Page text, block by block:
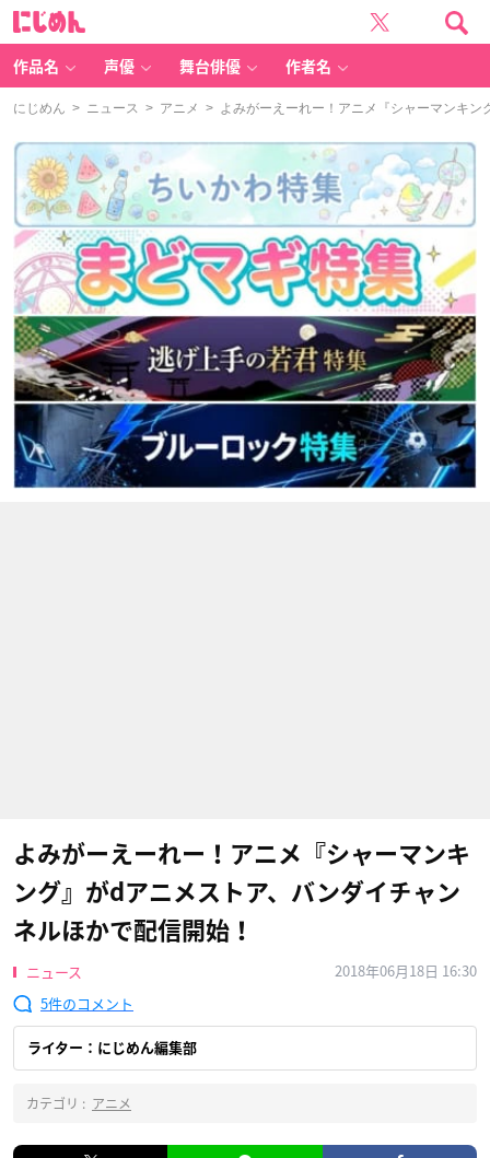
作品名 声優 舞台俳優 作者名
にじめん > ニュース > アニメ > よみがーえーれー！アニメ『シャーマンキン
よみがーえーれー！アニメ『シャーマンキ
ング』がdアニメストア、バンダイチャン
ネルほかで配信開始！
ニュース
2018年06月18日 16:30
5
ライター：にじめん編集部
カテゴリ : アニメ